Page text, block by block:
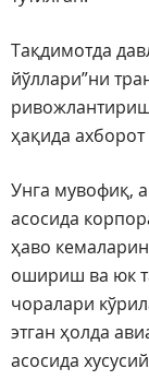
Тақдимотда
йўллари”ни
ҳақида
Унга мувофиқ,
асосида
ҳаво
ошириш ва юк
чоралари
этган ҳолда
асосида